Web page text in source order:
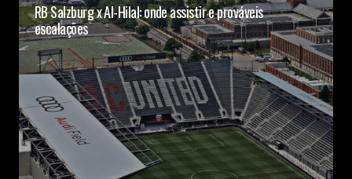
RB Salzburg x Al-Hilal: onde assistir e prováveis
escalações